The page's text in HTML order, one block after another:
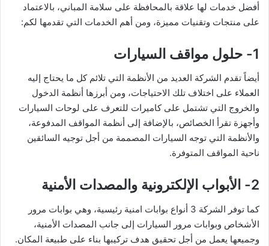
أفضل خدمات لها علاقة بالمحافظة على سلامة المباني، بالاعتماد
على منتجات وتقنيات مميزة، ومن أهم الخدمات التي تقدمها لكم:
1- حلول مواقف السيارات
أيضاً تقدم الشركة العديد من الأنظمة التي تلائم كل ما يحتاج إليه
العملاء على اختلاف تلك الاحتياجات، ومن أبرزها أنظمة الدخول
والخروج التي تشتمل على كاميرات للتعرف على لوحات السيارات
وأجهزة تقرأ الخصائص، بالإضافة إلى أنظمة المواقف المدفوعة،
والأنظمة التي توجه السيارات المصممة من أجل توجيه السائقين
ناحية المواقف المتوفرة.
2- الأبواب الإلكترونية والمصدات الأمنية
كما توفر الشركة 3 أنواع بوابات امنية رئيسية، وهي بوابات مرور
الأشخاص وبوابات مرور السيارات إلى جانب المصدات الأمنية،
وجميعها يعمل من أجل تحقيق هدف تركيبها بناء على طبيعة المكان.